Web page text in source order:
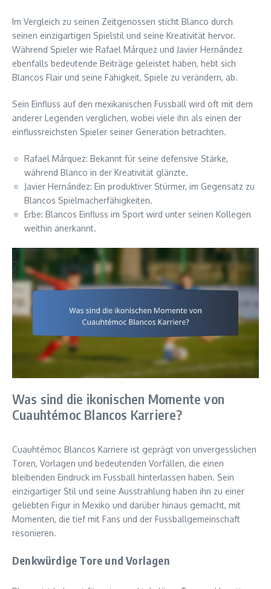
Im Vergleich zu seinen Zeitgenossen sticht Blanco durch
seinen einzigartigen Spielstil und seine Kreativität hervor.
Während Spieler wie Rafael Márquez und Javier Hernández
ebenfalls bedeutende Beiträge geleistet haben, hebt sich
Blancos Flair und seine Fähigkeit, Spiele zu verändern, ab.
Sein Einfluss auf den mexikanischen Fussball wird oft mit dem
anderer Legenden verglichen, wobei viele ihn als einen der
einflussreichsten Spieler seiner Generation betrachten.
Rafael Márquez: Bekannt für seine defensive Stärke,
während Blanco in der Kreativität glänzte.
Javier Hernández: Ein produktiver Stürmer, im Gegensatz zu
Blancos Spielmacherfähigkeiten.
Erbe: Blancos Einfluss im Sport wird unter seinen Kollegen
weithin anerkannt.
Was sind die ikonischen Momente von
Cuauhtémoc Blancos Karriere?
Cuauhtémoc Blancos Karriere ist geprägt von unvergesslichen
Toren, Vorlagen und bedeutenden Vorfällen, die einen
bleibenden Eindruck im Fussball hinterlassen haben. Sein
einzigartiger Stil und seine Ausstrahlung haben ihn zu einer
geliebten Figur in Mexiko und darüber hinaus gemacht, mit
Momenten, die tief mit Fans und der Fussballgemeinschaft
resonieren.
Denkwürdige Tore und Vorlagen